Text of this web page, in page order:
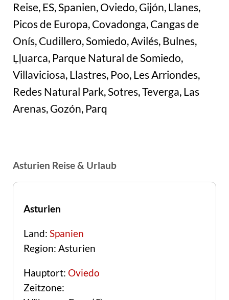
Reise, ES, Spanien, Oviedo, Gijón, Llanes,
Picos de Europa, Covadonga, Cangas de
Onís, Cudillero, Somiedo, Avilés, Bulnes,
Ḷḷuarca, Parque Natural de Somiedo,
Villaviciosa, Llastres, Poo, Les Arriondes,
Redes Natural Park, Sotres, Teverga, Las
Arenas, Gozón, Parq
Asturien Reise & Urlaub
Asturien
Land: Spanien
Region: Asturien
Hauptort: Oviedo
Zeitzone: